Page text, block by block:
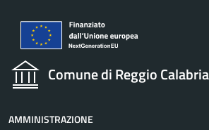
Comune di Reggio Calabria
AMMINISTRAZIONE